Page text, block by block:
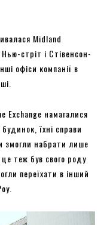
Midland
стріт і Стівенсон-
офіси компанії в
Exchange намагалися
їхні справи
змогли набрати лише
теж був свого роду
переїхати в інший